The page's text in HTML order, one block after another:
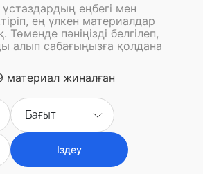
еңбегі мен
ең үлкен материалдар
пәніңізді белгілеп,
алып сабағыңызға қолдана
жиналған
Бағыт
Іздеу